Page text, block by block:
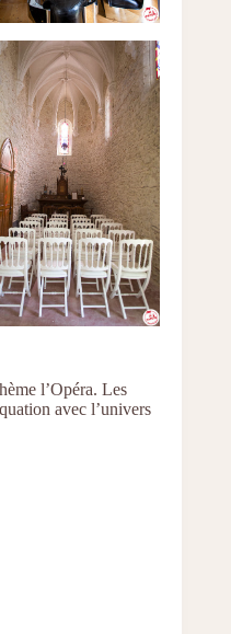
l’Opéra. Les
avec l’univers